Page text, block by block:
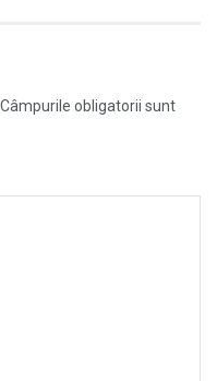
Câmpurile obligatorii sunt